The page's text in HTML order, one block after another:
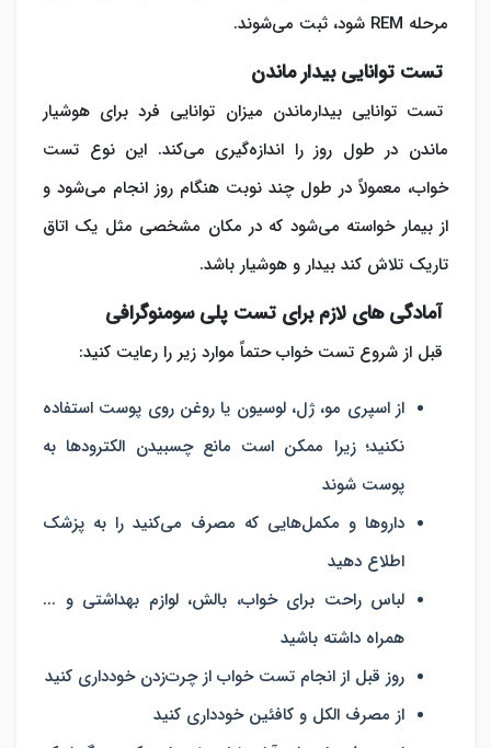
مرحله REM شود، ثبت می‌شوند.
تست توانایی بیدار ماندن
تست توانایی بیدارماندن میزان توانایی فرد برای هوشیار
ماندن در طول روز را اندازه‌گیری می‌کند. این نوع تست
خواب، معمولاً در طول چند نوبت هنگام روز انجام می‌شود و
از بیمار خواسته می‌شود که در مکان مشخصی مثل یک اتاق
تاریک تلاش کند بیدار و هوشیار باشد.
آمادگی‌ های لازم برای تست پلی سومنوگرافی
قبل از شروع تست خواب حتماً موارد زیر را رعایت کنید:
از اسپری مو، ژل، لوسیون یا روغن روی پوست استفاده
نکنید؛ زیرا ممکن است مانع چسبیدن الکترودها به
پوست شوند
داروها و مکمل‌هایی که مصرف می‌کنید را به پزشک
اطلاع دهید
لباس راحت برای خواب، بالش، لوازم بهداشتی و ...
همراه داشته باشید
روز قبل از انجام تست خواب از چرت‌زدن خودداری کنید
از مصرف الکل و کافئین خودداری کنید